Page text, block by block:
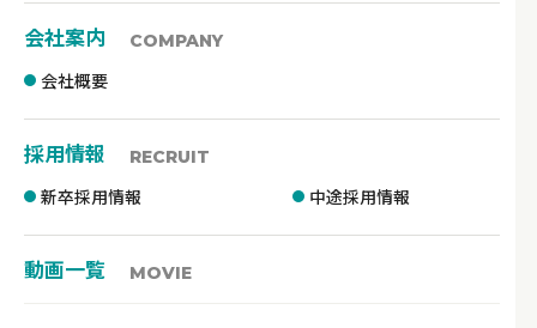
会社案内 COMPANY
会社概要
採用情報 RECRUIT
新卒採用情報 中途採用情報
動画一覧 MOVIE